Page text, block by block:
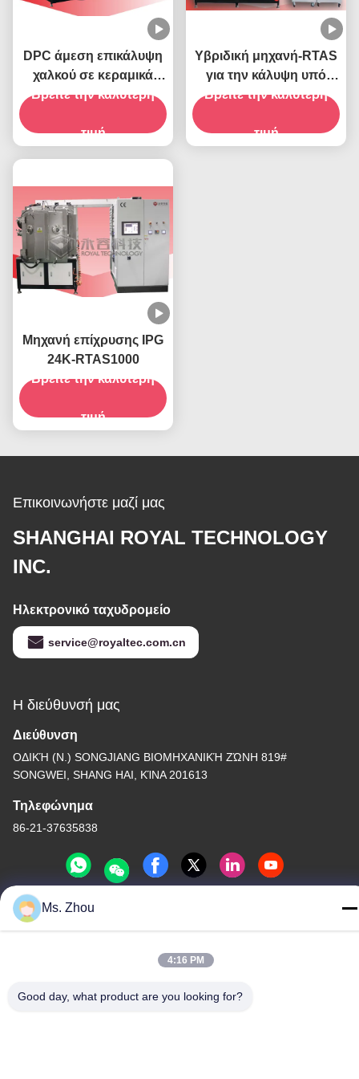
DPC άμεση επικάλυψη
χαλκού σε κεραμικά
τσιπ- RTSP1200-DPC
Βρείτε την καλύτερη
τιμή
Υβριδική μηχανή-RTAS
για την κάλυψη υπό
κενό με PVD
Βρείτε την καλύτερη
τιμή
Μηχανή επίχρυσης IPG
24K-RTAS1000
Βρείτε την καλύτερη
τιμή
Επικοινωνήστε μαζί μας
SHANGHAI ROYAL TECHNOLOGY
INC.
Ηλεκτρονικό ταχυδρομείο
service@royaltec.com.cn
Η διεύθυνσή μας
Διεύθυνση
ΟΔΙΚΉ (Ν.) SONGJIANG ΒΙΟΜΗΧΑΝΙΚΉ ΖΏΝΗ 819#
SONGWEI, SHANG HAI, ΚΊΝΑ 201613
Τηλεφώνημα
86-21-37635838
Προμηθευτής. -2026 SHANGHAI ROYAL TECHNOLOGY INC.
Ms. Zhou
4:16 PM
Good day, what product are you looking for?